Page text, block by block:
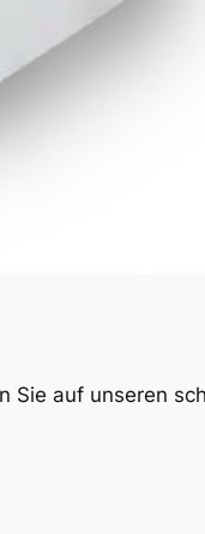
Sie auf unseren